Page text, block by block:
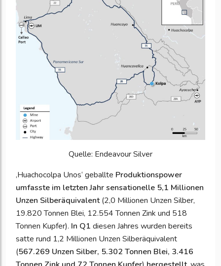
Quelle: Endeavour Silver
‚Huachocolpa Unos‘ geballte Produktionspower
umfasste im letzten Jahr sensationelle 5,1 Millionen
Unzen Silberäquivalent(2,0 Millionen Unzen Silber,
19.820 Tonnen Blei, 12.554 Tonnen Zink und 518
Tonnen Kupfer). In Q1 diesen Jahres wurden bereits
satte rund 1,2 Millionen Unzen Silberäquivalent
(567.269 Unzen Silber, 5.302 Tonnen Blei, 3.416